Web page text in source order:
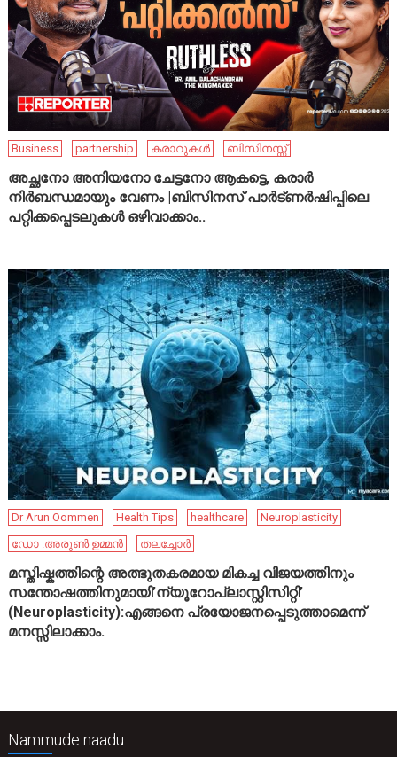
Business partnership കരാറുകൾ ബിസിനസ്സ്
അച്ഛനോ അനിയനോ ചേട്ടനോ ആകട്ടെ, കരാർ
നിർബന്ധമായും വേണം |ബിസിനസ് പാർട്ണർഷിപ്പിലെ
പറ്റിക്കപ്പെടലുകൾ ഒഴിവാക്കാം..
Dr Arun Oommen Health Tips healthcare
Neuroplasticity
ഡോ .അരുൺ ഉമ്മൻ
തലച്ചോർ
മസ്തിഷ്കത്തിന്റെ അത്ഭുതകരമായ മികച്ച വിജയത്തിനും
സന്തോഷത്തിനുമായി’ന്യൂറോപ്ലാസ്റ്റിസിറ്റി’
(Neuroplasticity):എങ്ങനെ പ്രയോജനപ്പെടുത്താമെന്ന്
മനസ്സിലാക്കാം.
Nammude naadu